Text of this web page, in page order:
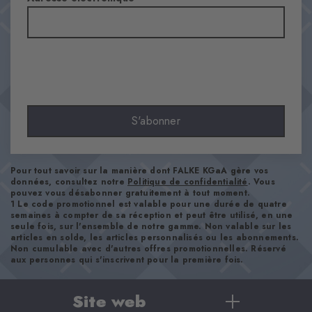
Matière
Longueur de tige
Mollet
Type d'ourlet
A côtes
Renforts
aucun
Semelle
Normal
casual
S'abonner
Pour tout savoir sur la manière dont FALKE KGaA gère vos
données, consultez notre Politique de confidentialité. Vous
pouvez vous désabonner gratuitement à tout moment.
1 Le code promotionnel est valable pour une durée de quatre
semaines à compter de sa réception et peut être utilisé, en une
seule fois, sur l'ensemble de notre gamme. Non valable sur les
articles en solde, les articles personnalisés ou les abonnements.
Non cumulable avec d'autres offres promotionnelles. Réservé
aux personnes qui s'inscrivent pour la première fois.
Site web